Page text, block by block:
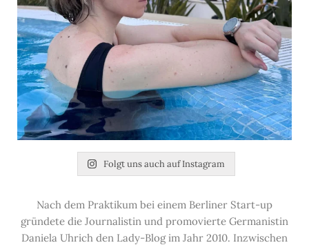
Folgt uns auch auf Instagram
Nach dem Praktikum bei einem Berliner Start-up
gründete die Journalistin und promovierte Germanistin
Daniela Uhrich den Lady-Blog im Jahr 2010. Inzwischen